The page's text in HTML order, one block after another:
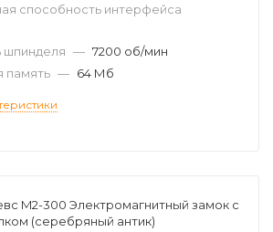
способность интерфейса
шпинделя — 7200 об/мин
память — 64 Мб
M2-300 Электромагнитный замок с
(серебряный антик)